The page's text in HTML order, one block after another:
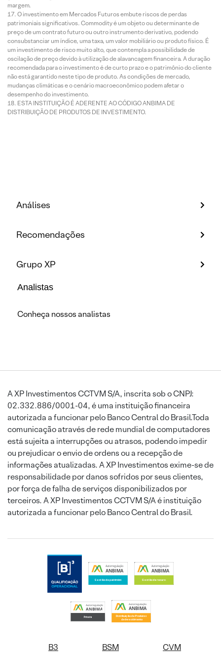
margem.
O investimento em Mercados Futuros embute riscos de perdas
patrimoniais significativos. Commodity é um objeto ou determinante de
preço de um contrato futuro ou outro instrumento derivativo, podendo
consubstanciar um índice, uma taxa, um valor mobiliário ou produto físico. É
um investimento de risco muito alto, que contempla a possibilidade de
oscilação de preço devido à utilização de alavancagem financeira. A duração
recomendada para o investimento é de curto prazo e o patrimônio do cliente
não está garantido neste tipo de produto. As condições de mercado,
mudanças climáticas e o cenário macroeconômico podem afetar o
desempenho do investimento.
ESTA INSTITUIÇÃO É ADERENTE AO CÓDIGO ANBIMA DE
DISTRIBUIÇÃO DE PRODUTOS DE INVESTIMENTO.
Análises
Recomendações
Grupo XP
Analistas
Conheça nossos analistas
A XP Investimentos CCTVM S/A, inscrita sob o CNPJ:
02.332.886/0001-04, é uma instituição financeira
autorizada a funcionar pelo Banco Central do Brasil.Toda
comunicação através de rede mundial de computadores
está sujeita a interrupções ou atrasos, podendo impedir
ou prejudicar o envio de ordens ou a recepção de
informações atualizadas. A XP Investimentos exime-se de
responsabilidade por danos sofridos por seus clientes,
por força de falha de serviços disponibilizados por
terceiros. A XP Investimentos CCTVM S/A é instituição
autorizada a funcionar pelo Banco Central do Brasil.
B3 BSM CVM